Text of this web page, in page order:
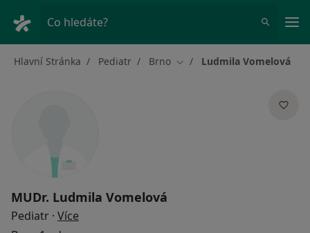
Co hledáte?
Hlavní Stránka Pediatr Brno Změna města
Ludmila Vomelová
MUDr. Ludmila Vomelová
Pediatr · Více